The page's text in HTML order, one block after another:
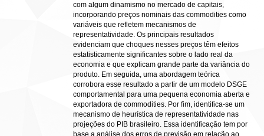
com algum dinamismo no mercado de capitais,
incorporando preços nominais das commodities como
variáveis que refletem mecanismos de
representatividade. Os principais resultados
evidenciam que choques nesses preços têm efeitos
estatisticamente significantes sobre o lado real da
economia e que explicam grande parte da variância do
produto. Em seguida, uma abordagem teórica
corrobora esse resultado a partir de um modelo DSGE
comportamental para uma pequena economia aberta e
exportadora de commodities. Por fim, identifica-se um
mecanismo de heurística de representatividade nas
projeções do PIB brasileiro. Essa identificação tem por
base a análise dos erros de previsão em relação ao